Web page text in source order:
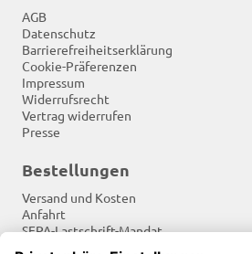
AGB
Datenschutz
Barrierefreiheitserklärung
Cookie-Präferenzen
Impressum
Widerrufsrecht
Vertrag widerrufen
Presse
Bestellungen
Versand und Kosten
Anfahrt
SEPA-Lastschrift-Mandat